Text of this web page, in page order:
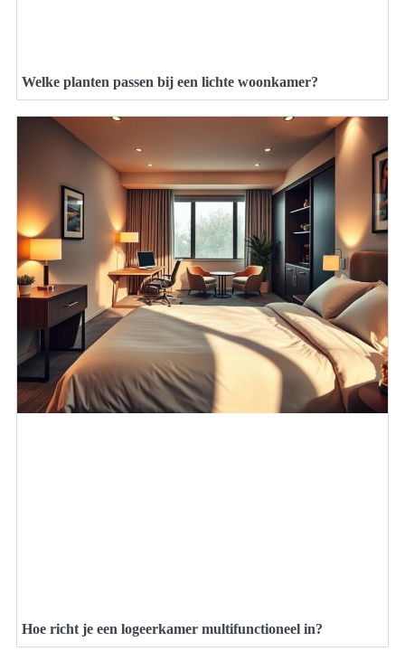
Welke planten passen bij een lichte woonkamer?
Hoe richt je een logeerkamer multifunctioneel in?